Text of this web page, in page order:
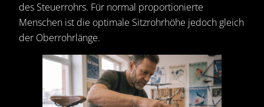
des Steuerrohrs. Für normal proportionierte
Menschen ist die optimale Sitzrohrhöhe jedoch gleich
der Oberrohrlänge.